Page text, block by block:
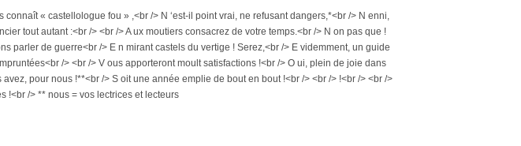
« castellologue fou » ,<br /> N ‘est-il point vrai, ne refusant dangers,*<br /> N enni,
tout autant :<br /> <br /> A ux moutiers consacrez de votre temps.<br /> N on pas que !
parler de guerre<br /> E n mirant castels du vertige ! Serez,<br /> E videmment, un guide
/> <br /> V ous apporteront moult satisfactions !<br /> O ui, plein de joie dans
pour nous !**<br /> S oit une année emplie de bout en bout !<br /> <br /> !<br /> <br />
!<br /> ** nous = vos lectrices et lecteurs